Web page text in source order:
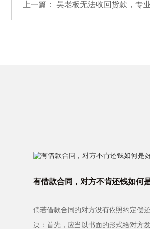
上一篇： 吴老板无法收回货款，专
有借款合同，对方不肯还钱如何
倘若借款合同的对方没有依照约定偿
决：首先，应当以书面的形式给对方